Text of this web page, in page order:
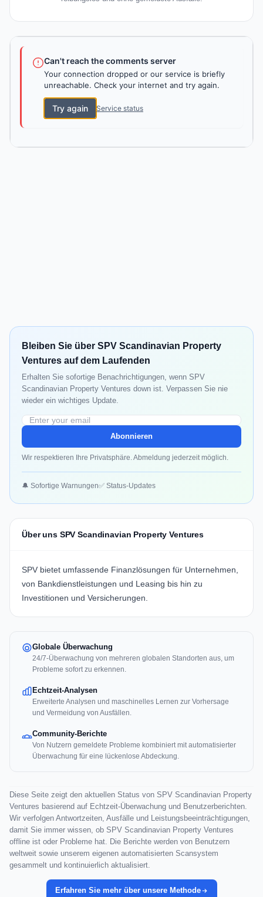
Can't reach the comments server
Your connection dropped or our service is briefly
unreachable. Check your internet and try again.
Try again Service status
Bleiben Sie über SPV Scandinavian Property
Ventures auf dem Laufenden
Erhalten Sie sofortige Benachrichtigungen, wenn SPV
Scandinavian Property Ventures down ist. Verpassen Sie nie
wieder ein wichtiges Update.
Abonnieren
Wir respektieren Ihre Privatsphäre. Abmeldung jederzeit möglich.
🔔 Sofortige Warnungen✅ Status-Updates
Über uns SPV Scandinavian Property Ventures
SPV bietet umfassende Finanzlösungen für Unternehmen,
von Bankdienstleistungen und Leasing bis hin zu
Investitionen und Versicherungen.
Globale Überwachung
24/7-Überwachung von mehreren globalen Standorten aus, um
Probleme sofort zu erkennen.
Echtzeit-Analysen
Erweiterte Analysen und maschinelles Lernen zur Vorhersage
und Vermeidung von Ausfällen.
Community-Berichte
Von Nutzern gemeldete Probleme kombiniert mit automatisierter
Überwachung für eine lückenlose Abdeckung.
Diese Seite zeigt den aktuellen Status von SPV Scandinavian Property
Ventures basierend auf Echtzeit-Überwachung und Benutzerberichten.
Wir verfolgen Antwortzeiten, Ausfälle und Leistungsbeeinträchtigungen,
damit Sie immer wissen, ob SPV Scandinavian Property Ventures
offline ist oder Probleme hat. Die Berichte werden von Benutzern
weltweit sowie unserem eigenen automatisierten Scansystem
gesammelt und kontinuierlich aktualisiert.
Erfahren Sie mehr über unsere Methode